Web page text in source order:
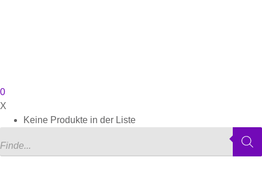
0
X
Keine Produkte in der Liste